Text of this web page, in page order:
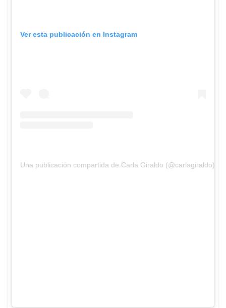
Ver esta publicación en Instagram
Una publicación compartida de Carla Giraldo (@carlagiraldo)